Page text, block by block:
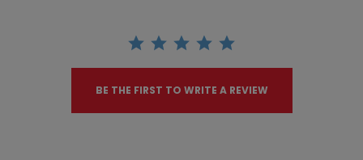
BE THE FIRST TO WRITE A REVIEW